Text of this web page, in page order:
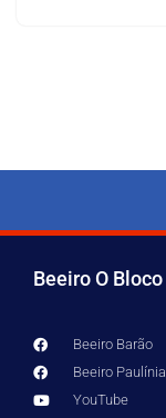
Beeiro O Bloco
Beeiro Barão
Beeiro Paulínia
YouTube